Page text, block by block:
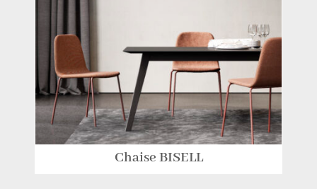
Chaise BISELL